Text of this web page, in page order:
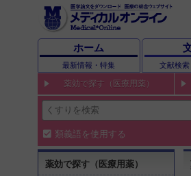
ホーム
最新情報・特集 文献検
薬効で探す（医療用薬）
類義語を使用する
薬効で探す（医療用薬）